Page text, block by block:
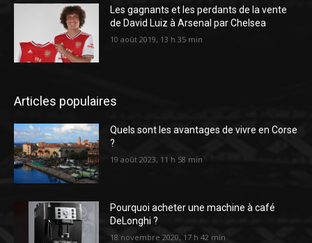
Les gagnants et les perdants de la vente
de David Luiz à Arsenal par Chelsea
10 août 2019, 13 h 35 min
Articles populaires
Quels sont les avantages de vivre en Corse
?
19 août 2023, 11 h 58 min
Pourquoi acheter une machine à café
DeLonghi ?
18 novembre 2020, 17 h 42 min